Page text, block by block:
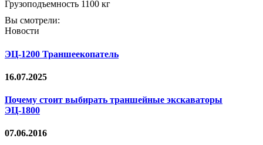
Грузоподъемность 1100 кг
Вы смотрели:
Новости
ЭЦ-1200 Траншеекопатель
16.07.2025
Почему стоит выбирать траншейные экскаваторы
ЭЦ-1800
07.06.2016